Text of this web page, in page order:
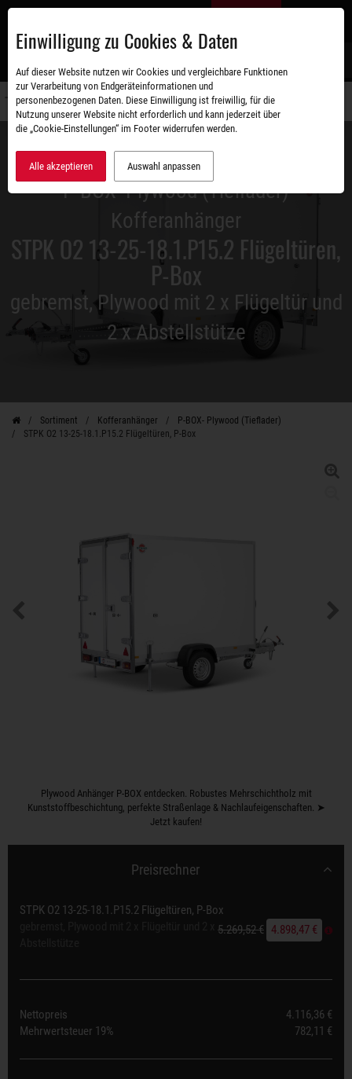
Zum
P-BOX- Plywood (Tieflader)
Kofferanhänger
STPK O2 13-25-18.1.P15.2 Flügeltüren,
P-Box
gebremst, Plywood mit 2 x Flügeltür und
2 x Abstellstütze
Sortiment Kofferanhänger
P-BOX- Plywood (Tieflader)
STPK O2 13-25-18.1.P15.2 Flügeltüren, P-Box
Plywood Anhänger P-BOX entdecken. Robustes Mehrschichtholz mit
Kunststoffbeschichtung, perfekte Straßenlage & Nachlaufeigenschaften. ➤
Jetzt kaufen!
Preisrechner
STPK O2 13-25-18.1.P15.2 Flügeltüren, P-Box
5.269,52 € 4.898,47 €
Nettopreis
4.116,36 €
Mehrwertsteuer 19% 782,11 €
Einwilligung zu Cookies & Daten
Auf dieser Website nutzen wir Cookies und vergleichbare Funktionen
zur Verarbeitung von Endgeräteinformationen und
personenbezogenen Daten. Diese Einwilligung ist freiwillig, für die
Nutzung unserer Website nicht erforderlich und kann jederzeit über
die „Cookie-Einstellungen“ im Footer widerrufen werden.
Alle akzeptieren Auswahl anpassen